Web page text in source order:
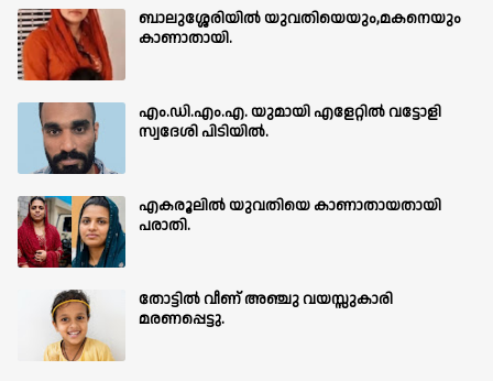
ബാലുശ്ശേരിയില്‍ യുവതിയെയും,മകനെയും
കാണാതായി.
എം.ഡി.എം.എ. യുമായി എളേറ്റിൽ വട്ടോളി
സ്വദേശി പിടിയിൽ.
എകരൂലിൽ യുവതിയെ കാണാതായതായി
പരാതി.
തോട്ടിൽ വീണ് അഞ്ചു വയസ്സുകാരി
മരണപ്പെട്ടു.